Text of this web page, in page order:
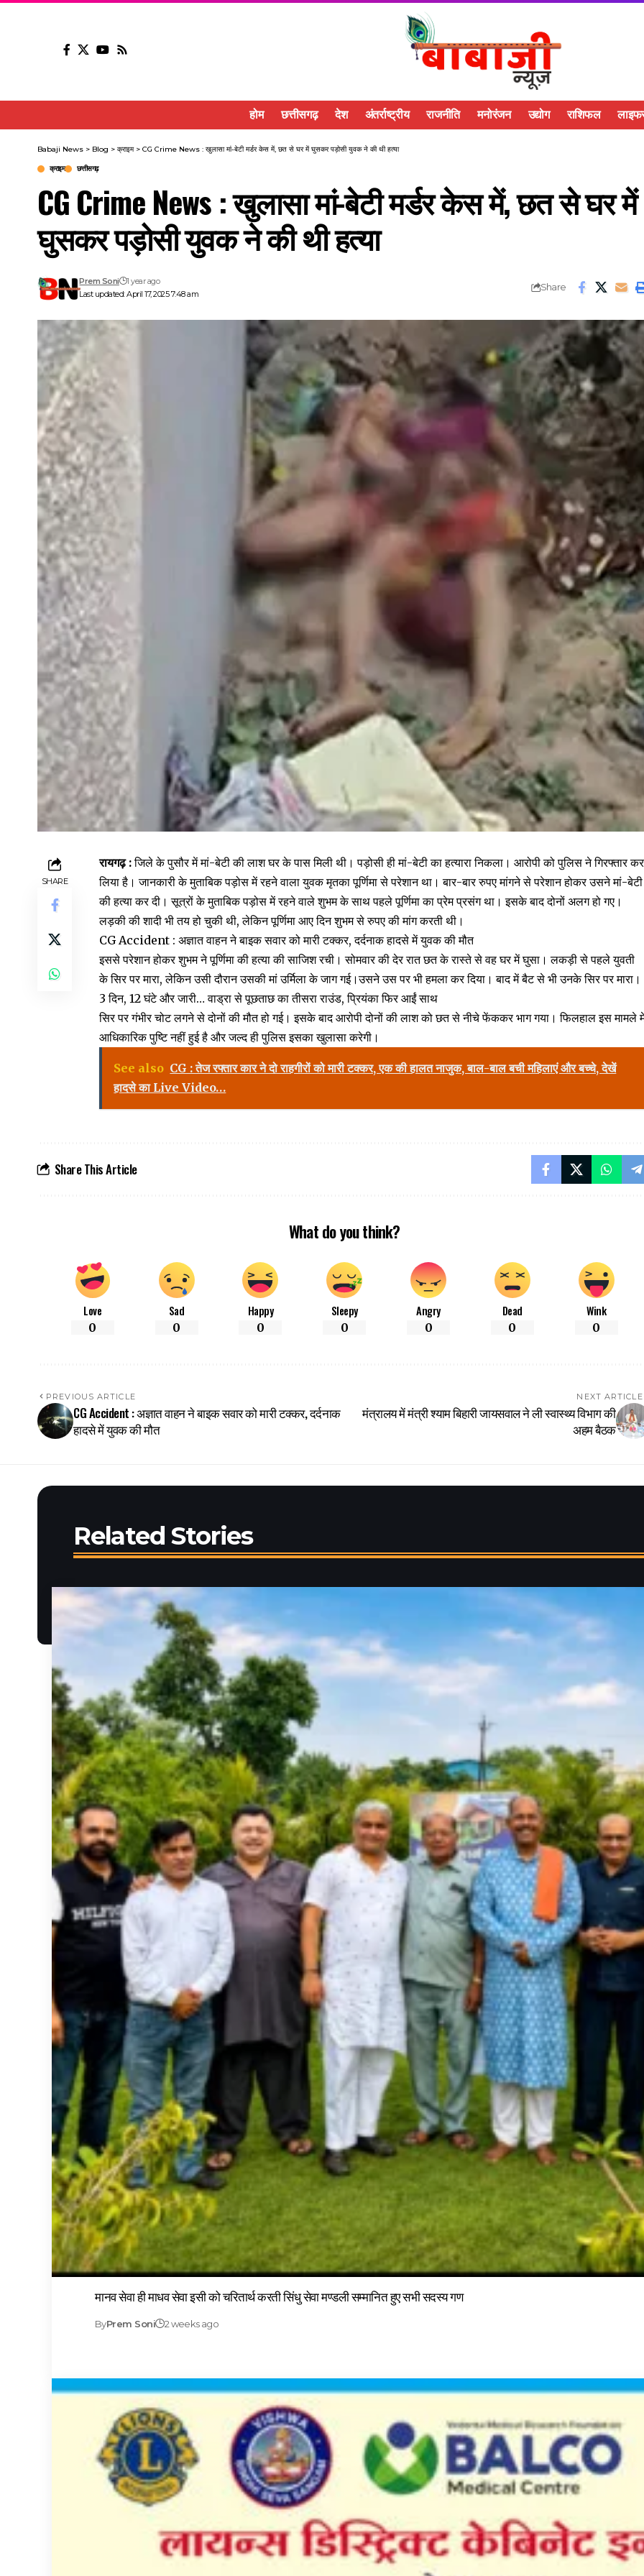
होम छत्तीसगढ़ देश अंतर्राष्ट्रीय राजनीति मनोरंजन उद्योग राशिफल
Babaji News > Blog > क्राइम> CG Crime News : खुलासा मां-बेटी मर्डर केस में, छत से घर में घुसकर पड़ोसी युवक ने की थी हत्या
क्राइम छत्तीसगढ़
CG Crime News : खुलासा मां-बेटी मर्डर केस में, छत से घर में
घुसकर पड़ोसी युवक ने की थी हत्या
Last updated: April 17, 2025 7:48 am
Prem Soni 1 year ago
Share
SHARE
रायगढ़ :जिले के पुसौर में मां-बेटी की लाश घर के पास मिली थी। पड़ोसी ही मां-बेटी का हत्यारा निकला। आरोपी को पुलिस ने गिरफ्तार कर
लिया है। जानकारी के मुताबिक पड़ोस में रहने वाला युवक मृतका पूर्णिमा से परेशान था। बार-बार रुपए मांगने से परेशान होकर उसने मां-बेटी
की हत्या कर दी। सूत्रों के मुताबिक पड़ोस में रहने वाले शुभम के साथ पहले पूर्णिमा का प्रेम प्रसंग था। इसके बाद दोनों अलग हो गए।
लड़की की शादी भी तय हो चुकी थी, लेकिन पूर्णिमा आए दिन शुभम से रुपए की मांग करती थी।
CG Accident : अज्ञात वाहन ने बाइक सवार को मारी टक्कर, दर्दनाक हादसे में युवक की मौत
इससे परेशान होकर शुभम ने पूर्णिमा की हत्या की साजिश रची। सोमवार की देर रात छत के रास्ते से वह घर में घुसा। लकड़ी से पहले युवती
के सिर पर मारा, लेकिन उसी दौरान उसकी मां उर्मिला के जाग गई।उसने उस पर भी हमला कर दिया। बाद में बैट से भी उनके सिर पर मारा।
3 दिन, 12 घंटे और जारी… वाड्रा से पूछताछ का तीसरा राउंड, प्रियंका फिर आईं साथ
सिर पर गंभीर चोट लगने से दोनों की मौत हो गई। इसके बाद आरोपी दोनों की लाश को छत से नीचे फेंककर भाग गया। फिलहाल इस मामले
आधिकारिक पुष्टि नहीं हुई है और जल्द ही पुलिस इसका खुलासा करेगी।
See also CG : तेज रफ्तार कार ने दो राहगीरों को मारी टक्कर, एक की हालत नाजुक, बाल-बाल बची महिलाएं और बच्चे, देखें
हादसे का Live Video…
Share This Article
What do you think?
Love
0
Sad
0
Happy
0
Sleepy
0
Angry
0
Dead
0
Wink
0
PREVIOUS ARTICLE
CG Accident : अज्ञात वाहन ने बाइक सवार को मारी टक्कर, दर्दनाक
हादसे में युवक की मौत
NEXT ARTICLE
मंत्रालय में मंत्री श्याम बिहारी जायसवाल ने ली स्वास्थ्य विभाग की
अहम बैठक
Related Stories
मानव सेवा ही माधव सेवा इसी को चरितार्थ करती सिंधु सेवा मण्डली सम्मानित हुए सभी सदस्य गण
ByPrem Soni 2 weeks ago